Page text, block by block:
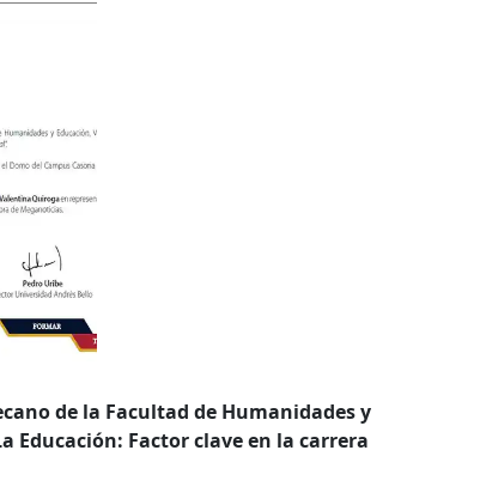
de la Facultad de Humanidades y
Educación: Factor clave en la carrera